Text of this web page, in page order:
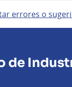
errores o
de